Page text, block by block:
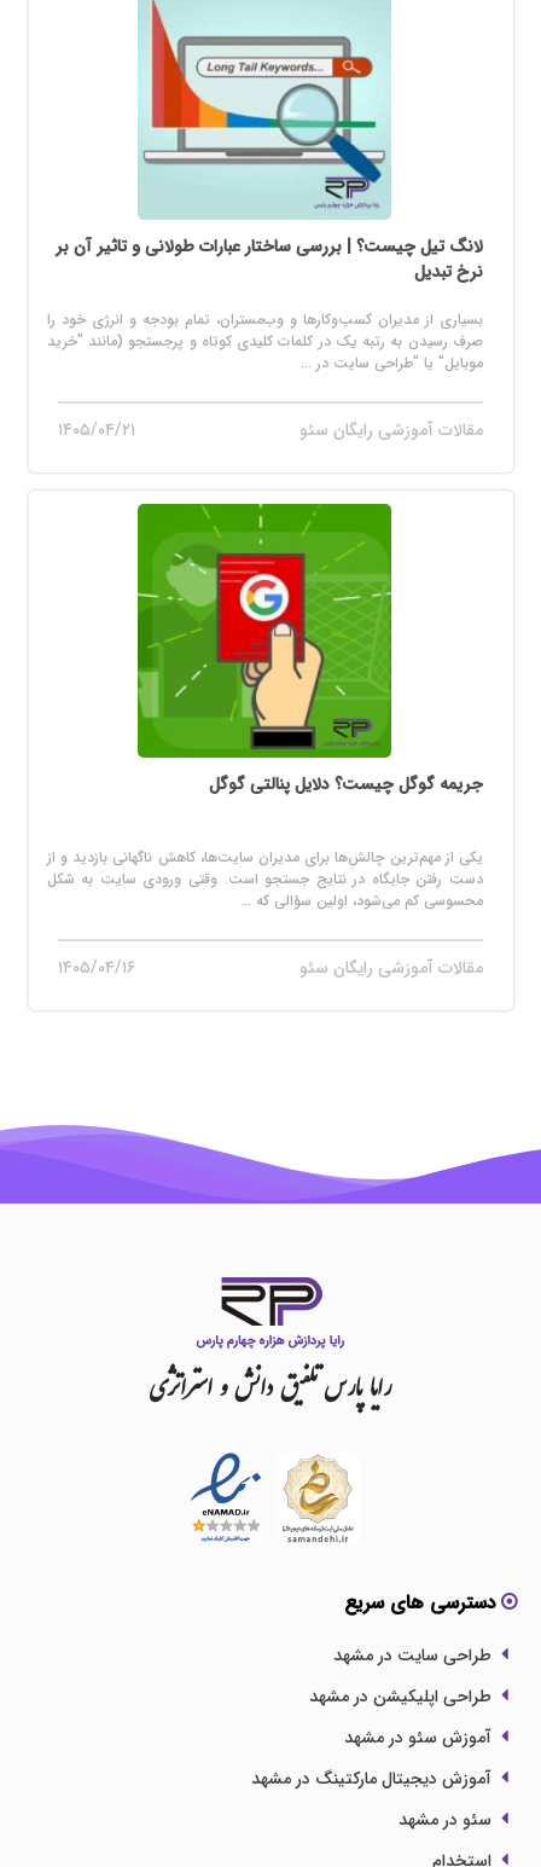
لانگ تیل چیست؟ | بررسی ساختار عبارات طولانی و تاثیر آن بر
نرخ تبدیل
بسیاری از مدیران کسب‌وکارها و وب‌مستران، تمام بودجه و انرژی خود را
صرف رسیدن به رتبه یک در کلمات کلیدی کوتاه و پرجستجو (مانند "خرید
موبایل" یا "طراحی سایت در ...
مقالات آموزشی رایگان سئو ۱۴۰۵/۰۴/۲۱
جریمه گوگل چیست؟ دلایل پنالتی گوگل
یکی از مهم‌ترین چالش‌ها برای مدیران سایت‌ها، کاهش ناگهانی بازدید و از
دست رفتن جایگاه در نتایج جستجو است. وقتی ورودی سایت به شکل
محسوسی کم می‌شود، اولین سؤالی که ...
مقالات آموزشی رایگان سئو ۱۴۰۵/۰۴/۱۶
رایاپارستلفیقدانشواستراتژی
دسترسی های سریع
طراحی سایت در مشهد
طراحی اپلیکیشن در مشهد
آموزش سئو در مشهد
آموزش دیجیتال مارکتینگ در مشهد
سئو در مشهد
استخدام